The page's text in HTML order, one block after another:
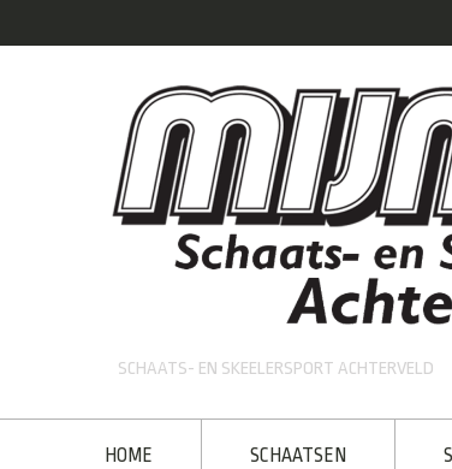
SCHAATS- EN SKEELERSPORT ACHTERVELD
HOME SCHAATSEN